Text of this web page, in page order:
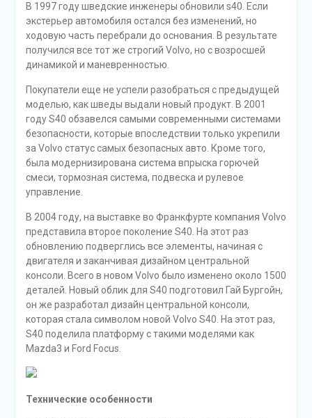
В 1997 году шведские инженеры обновили s40. Если
экстерьер автомобиля остался без изменений, но
ходовую часть перебрали до основания. В результате
получился все тот же строгий Volvo, но с возросшей
динамикой и маневренностью.
Покупатели еще не успели разобраться с предыдущей
моделью, как шведы выдали новый продукт. В 2001
году S40 обзавелся самыми современными системами
безопасности, которые впоследствии только укрепили
за Volvo статус самых безопасных авто. Кроме того,
была модернизирована система впрыска горючей
смеси, тормозная система, подвеска и рулевое
управление.
В 2004 году, на выставке во Франкфурте компания Volvo
представила второе поколение S40. На этот раз
обновлению подверглись все элементы, начиная с
двигателя и заканчивая дизайном центральной
консоли. Всего в новом Volvo было изменено около 1500
деталей. Новый облик для S40 подготовил Гай Бургойн,
он же разработал дизайн центральной консоли,
которая стала символом новой Volvo S40. На этот раз,
S40 поделила платформу с такими моделями как
Mazda3 и Ford Focus.
Технические особенности